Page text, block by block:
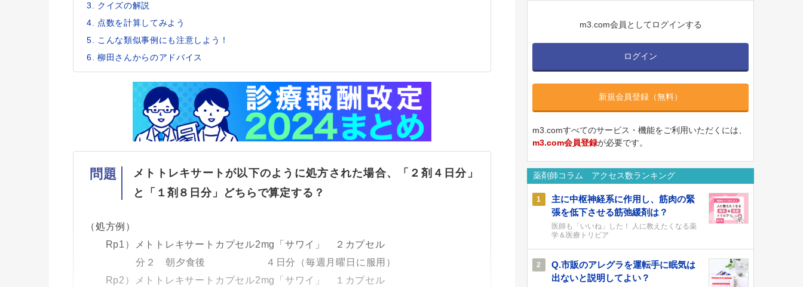
クイズの解説
点数を計算してみよう
こんな類似事例にも注意しよう！
柳田さんからのアドバイス
問題
メトトレキサートが以下のように処方された場合、「２剤４日分」
と「１剤８日分」どちらで算定する？
（処方例）
Rp1）メトトレキサートカプセル2mg「サワイ」 ２カプセル
分２ 朝夕食後 ４日分（毎週月曜日に服用）
Rp2）メトトレキサートカプセル2mg「サワイ」 １カプセル
m3.com会員としてログインする
ログイン
新規会員登録（無料）
m3.comすべてのサービス・機能をご利用いただくには、
m3.com会員登録が必要です。
薬剤師コラム アクセス数ランキング
1
主に中枢神経系に作用し、筋肉の緊
張を低下させる筋弛緩剤は？
医師も「いいね」した！ 人に教えたくなる薬
学＆医療トリビア
2
Q.市販のアレグラを運転手に眠気は
出ないと説明してよい？